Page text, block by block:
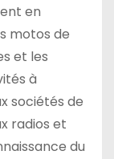
en
motos de
et les
à
sociétés de
radios et
du